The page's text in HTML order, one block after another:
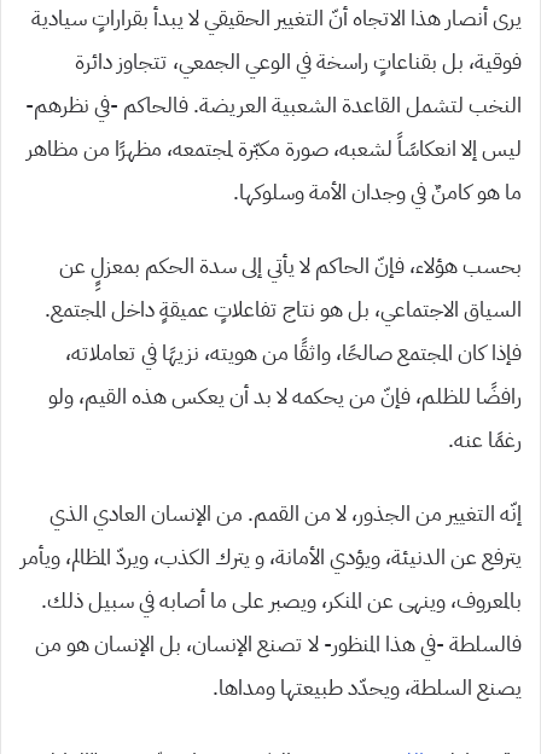
يرى أنصار هذا الاتجاه أنّ التغيير الحقيقي لا يبدأ بقراراتٍ سيادية
فوقية، بل بقناعاتٍ راسخة في الوعي الجمعي، تتجاوز دائرة
النخب لتشمل القاعدة الشعبية العريضة. فالحاكم -في نظرهم-
ليس إلا انعكاسًاً لشعبه، صورة مكبّرة لمجتمعه، مظهرًا من مظاهر
ما هو كامنٌ في وجدان الأمة وسلوكها.
بحسب هؤلاء، فإنّ الحاكم لا يأتي إلى سدة الحكم بمعزلٍِ عن
السياق الاجتماعي، بل هو نتاج تفاعلاتٍ عميقةٍ داخل المجتمع.
فإذا كان المجتمع صالحًا، واثقًا من هويته، نزيهًا في تعاملاته،
رافضًا للظلم، فإنّ من يحكمه لا بد أن يعكس هذه القيم، ولو
رغمًا عنه.
إنّه التغيير من الجذور، لا من القمم. من الإنسان العادي الذي
يترفع عن الدنيئة، ويؤدي الأمانة، و يترك الكذب، ويردّ المظالم، ويأمر
بالمعروف، وينهى عن المنكر، ويصبر على ما أصابه في سبيل ذلك.
فالسلطة -في هذا المنظور- لا تصنع الإنسان، بل الإنسان هو من
يصنع السلطة، ويحدّد طبيعتها ومداها.